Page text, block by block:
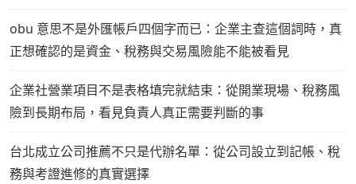
obu 意思不是外匯帳戶四個字而已：企業主查這個詞時，真
正想確認的是資金、稅務與交易風險能不能被看見
企業社營業項目不是表格填完就結束：從開業現場、稅務風
險到長期布局，看見負責人真正需要判斷的事
台北成立公司推薦不只是代辦名單：從公司設立到記帳、稅
務與考證進修的真實選擇